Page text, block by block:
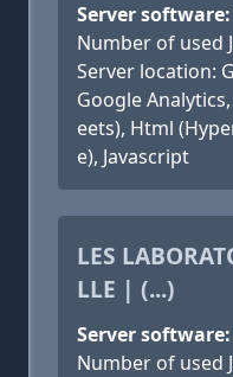
Server
Number of used
Server location:
Google Analytics,
eets), Html
e), Javascript
LES
LLE | (...)
Server
Number of used